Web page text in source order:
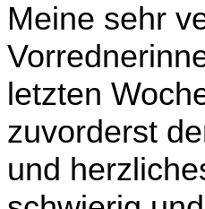
Meine sehr
letzten
zuvorderst
und